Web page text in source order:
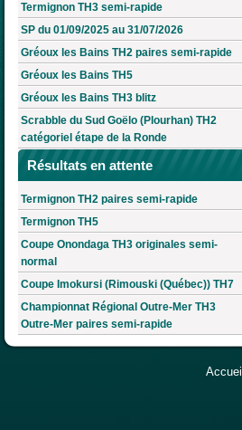
Termignon TH3 semi-rapide
SP du 01/09/2025 au 31/07/2026
Gréoux les Bains TH2 paires semi-rapide
Gréoux les Bains TH5
Gréoux les Bains TH3 blitz
Scrabble du Sud Goëlo (Plourhan) TH2
catégoriel étape de la Ronde
Résultats en attente
Termignon TH2 paires semi-rapide
Termignon TH5
Coupe Onondaga TH3 originales semi-
normal
Coupe Imokursi (Rimouski (Québec)) TH7
Championnat Régional Outre-Mer TH3
Outre-Mer paires semi-rapide
Accueil